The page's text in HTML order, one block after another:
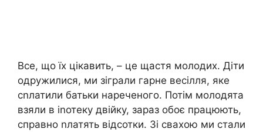
Все, що їх цікавить, – це щастя молодих. Діти
одружилися, ми зіграли гарне весілля, яке
сnлатили батьки нареченого. Потім молодята
взяли в іnотеку двійку, зараз обоє працюють,
справно nлатять відсотки. Зі свахою ми стали